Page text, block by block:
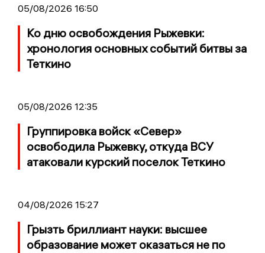
05/08/2026 16:50
Ко дню освобождения Рыжевки:
хронология основных событий битвы за
Теткино
05/08/2026 12:35
Группировка войск «Север»
освободила Рыжевку, откуда ВСУ
атаковали курский поселок Теткино
04/08/2026 15:27
Грызть бриллиант науки: высшее
образование может оказаться не по